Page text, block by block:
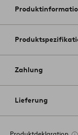
Zahlung
Lieferung